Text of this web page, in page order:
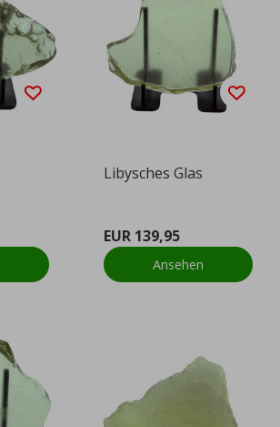
Libysches Glas
EUR 139,95
Ansehen